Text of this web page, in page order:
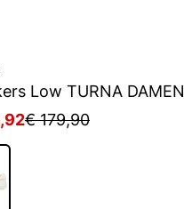
Low TURNA DAMEN
€ 179,90